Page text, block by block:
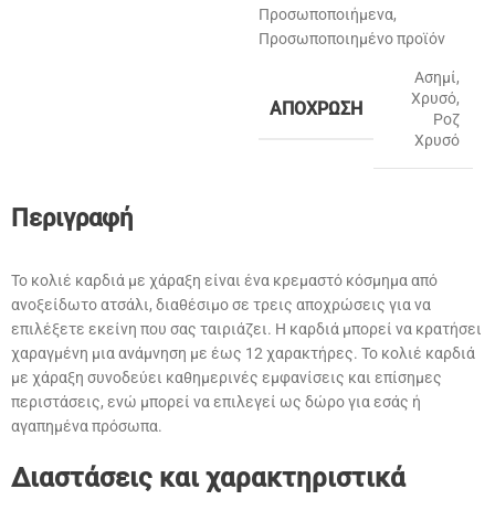
Προσωποποιήμενα,
Προσωποποιημένο προϊόν
ΑΠΌΧΡΩΣΗ
Ασημί,
Χρυσό,
Ροζ
Χρυσό
Περιγραφή
Το κολιέ καρδιά με χάραξη είναι ένα κρεμαστό κόσμημα από
ανοξείδωτο ατσάλι, διαθέσιμο σε τρεις αποχρώσεις για να
επιλέξετε εκείνη που σας ταιριάζει. Η καρδιά μπορεί να κρατήσει
χαραγμένη μια ανάμνηση με έως 12 χαρακτήρες. Το κολιέ καρδιά
με χάραξη συνοδεύει καθημερινές εμφανίσεις και επίσημες
περιστάσεις, ενώ μπορεί να επιλεγεί ως δώρο για εσάς ή
αγαπημένα πρόσωπα.
Διαστάσεις και χαρακτηριστικά